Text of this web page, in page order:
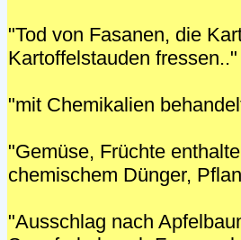
"Tod von Fasanen, die
Kartoffelstauden
"mit Chemikalien
"Gemüse, Früchte
chemischem Dünger,
"Ausschlag nach